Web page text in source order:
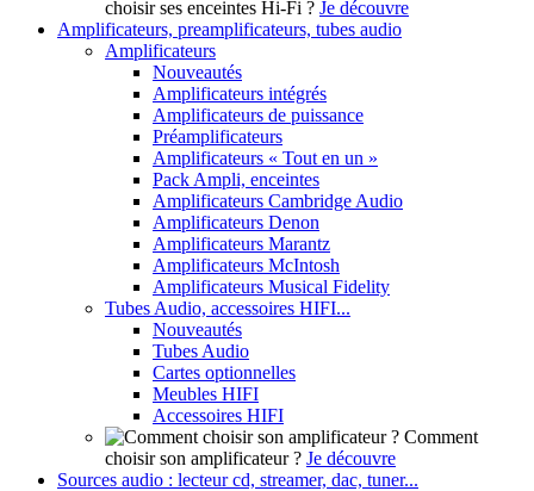
choisir ses enceintes Hi-Fi ? Je découvre
Amplificateurs, preamplificateurs, tubes audio
Amplificateurs
Nouveautés
Amplificateurs intégrés
Amplificateurs de puissance
Préamplificateurs
Amplificateurs « Tout en un »
Pack Ampli, enceintes
Amplificateurs Cambridge Audio
Amplificateurs Denon
Amplificateurs Marantz
Amplificateurs McIntosh
Amplificateurs Musical Fidelity
Tubes Audio, accessoires HIFI...
Nouveautés
Tubes Audio
Cartes optionnelles
Meubles HIFI
Accessoires HIFI
Comment
choisir son amplificateur ? Je découvre
Sources audio : lecteur cd, streamer, dac, tuner...